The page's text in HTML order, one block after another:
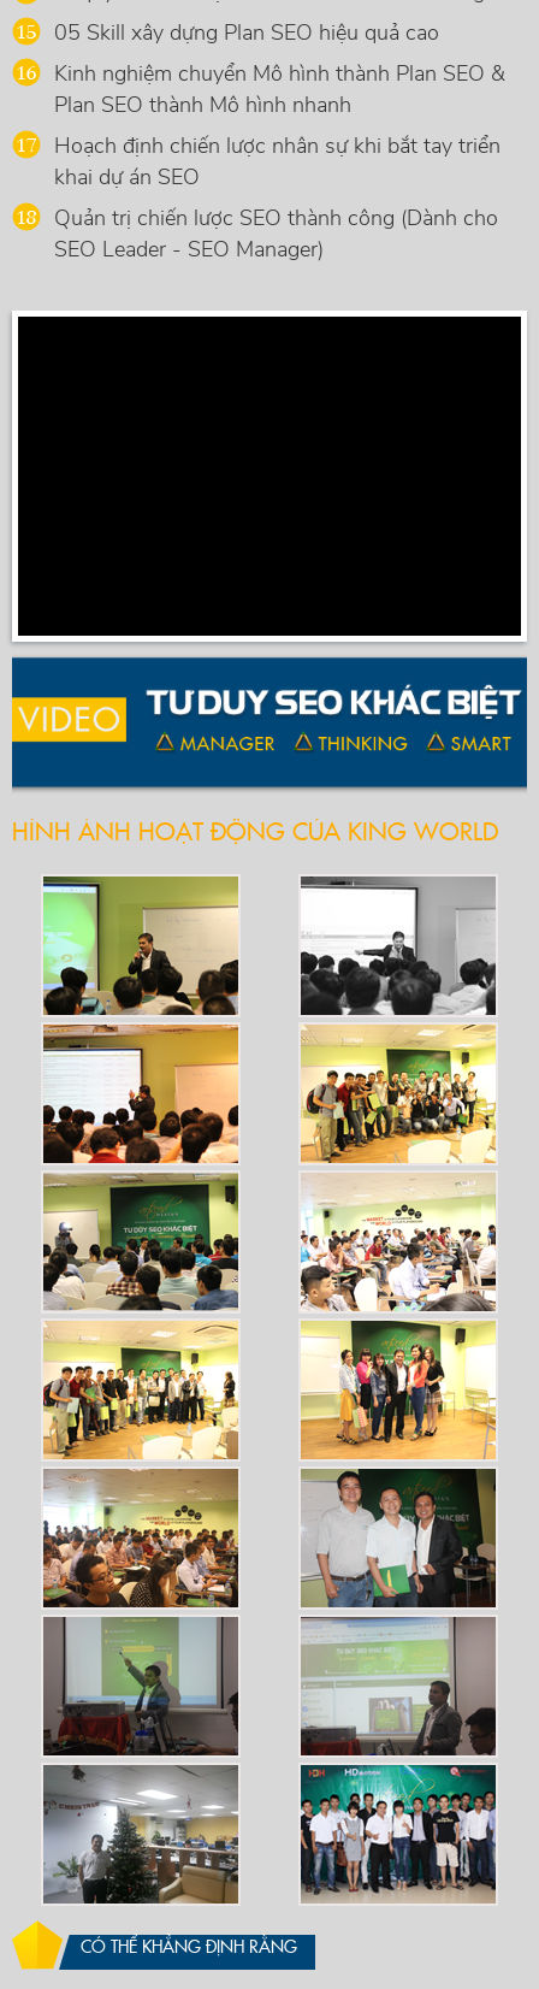
05 Skill xây dựng Plan SEO hiệu quả cao
Kinh nghiệm chuyển Mô hình thành Plan SEO &
Plan SEO thành Mô hình nhanh
Hoạch định chiến lược nhân sự khi bắt tay triển
khai dự án SEO
Quản trị chiến lược SEO thành công (Dành cho
SEO Leader - SEO Manager)
HÌNH ẢNH HOẠT ĐỘNG CỦA KING WORLD
CÓ THỂ KHẲNG ĐỊNH RẰNG